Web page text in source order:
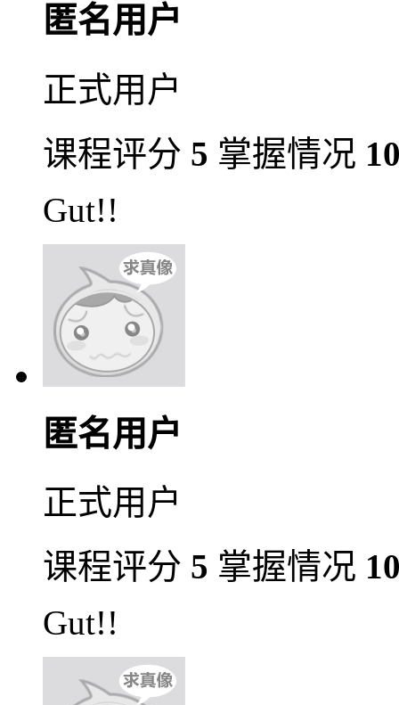
匿名用户
正式用户
课程评分 5 掌握情况
Gut!!
匿名用户
正式用户
课程评分 5 掌握情况
Gut!!